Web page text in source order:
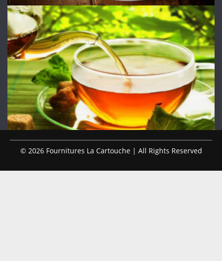
© 2026 Fournitures La Cartouche | All Rights Reserved